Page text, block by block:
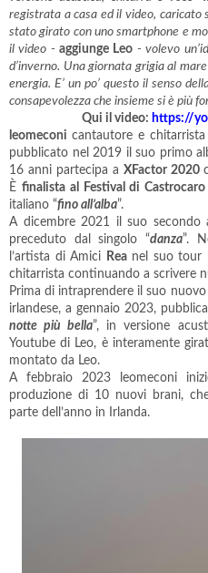
registrata a casa ed il video, caricato
stato girato con uno smartphone e
il video -aggiunge Leo - volevo
d’inverno. Una giornata grigia al
energia. E’ un po’ questo il senso
consapevolezza che insieme si è più
Qui il video: https://
leomeconi cantautore e
pubblicato nel 2019 il suo primo
16 anni partecipa a XFactor 2020
È finalista al Festival di
italiano “fino all’alba”.
A dicembre 2021 il suo secondo
preceduto dal singolo “danza”.
l’artista di Amici
Reanel suo tour
chitarrista continuando a scrivere
Prima di intraprendere il suo
irlandese, a gennaio 2023,
notte più bella”, in versione
Youtube di Leo, è interamente
montato da Leo.
A febbraio 2023 leomeconi
produzione di 10 nuovi brani,
parte dell’anno in Irlanda.